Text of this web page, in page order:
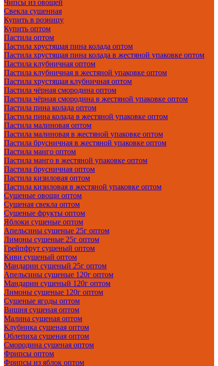
Чипсы из овощей
Свекла сушенная
Купить в розницу
Купить оптом
Пастила оптом
Пастила хрустящая пина колада оптом
Пастила хрустящая пина колада в жестяной упаковке оптом
Пастила клубничная оптом
Пастила клубничная в жестяной упаковке оптом
Пастила хрустящая клубничная оптом
Пастила чёрная смородина оптом
Пастила чёрная смородина в жестяной упаковке оптом
Пастила пина колада оптом
Пастила пина колада в жестяной упаковке оптом
Пастила малиновая оптом
Пастила малиновая в жестяной упаковке оптом
Пастила брусничная в жестяной упаковке оптом
Пастила манго оптом
Пастила манго в жестяной упаковке оптом
Пастила брусничная оптом
Пастила кизиловая оптом
Пастила кизиловая в жестяной упаковке оптом
Сушеные овощи оптом
Сушеная свекла оптом
Сушеные фрукты оптом
Яблоки сушеные оптом
Апельсины сушеные 25г оптом
Лимоны сушеные 25г оптом
Грейпфрут сушеный оптом
Киви сушеный оптом
Мандарин сушеный 25г оптом
Апельсины сушеные 120г оптом
Мандарин сушеный 120г оптом
Лимоны сушеные 120г оптом
Сушеные ягоды оптом
Вишня сушеная оптом
Малина сушеная оптом
Клубника сушеная оптом
Облепиха сушеная оптом
Смородина сушеная оптом
Фрипсы оптом
Фрипсы из яблок оптом